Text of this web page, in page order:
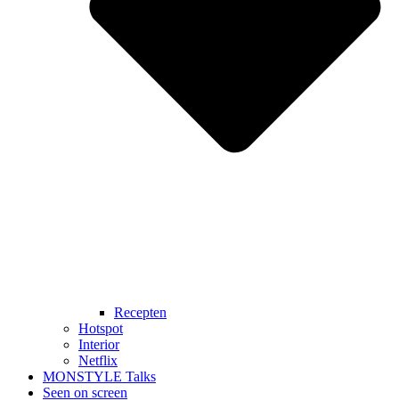
Recepten
Hotspot
Interior
Netflix
MONSTYLE Talks
Seen on screen